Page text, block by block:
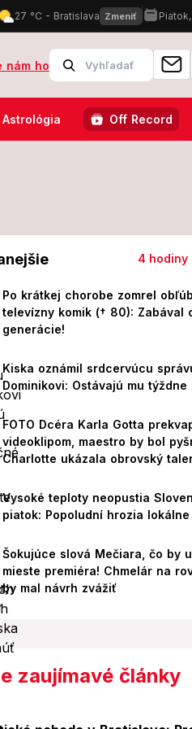
zranenia! Ratoval ho
nám ho
Astrológia Off Record
4 hodiny
Po krátkej chorobe zomrel
televízny komik († 80): Zabával
generácie!
Kiska oznámil srdcervúcu
Dominikovi: Ostávajú mu týždne
FOTO Dcéra Karla Gotta
videoklipom, maestro by bol
Charlotte ukázala obrovský
Vysoké teploty neopustia
piatok: Popoludní hrozia lokálne
Šokujúce slová Mečiara, čo by
mieste premiéra! Chmelár na
by mal návrh zvážiť
zaujímavé články